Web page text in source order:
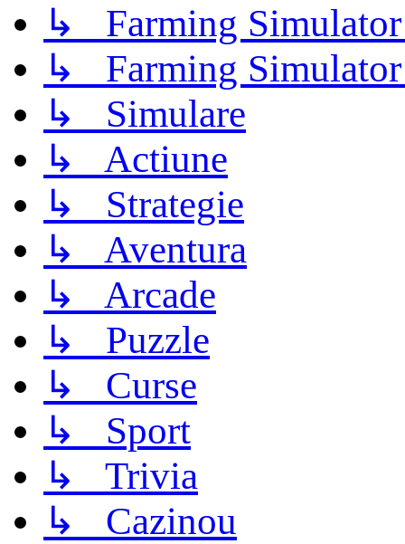
↳ Farming
↳ Farming
↳ Simulare
↳ Actiune
↳ Strategie
↳ Aventura
↳ Arcade
↳ Puzzle
↳ Curse
↳ Sport
↳ Trivia
↳ Cazinou